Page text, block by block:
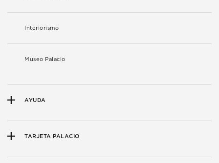
Interiorismo
Museo Palacio
AYUDA
TARJETA PALACIO